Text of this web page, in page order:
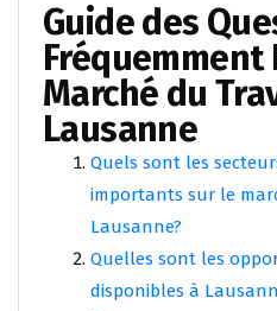
Guide des
Fréquemment
Marché du
Lausanne
Quels sont les
importants sur le
Lausanne?
Quelles sont les
disponibles à